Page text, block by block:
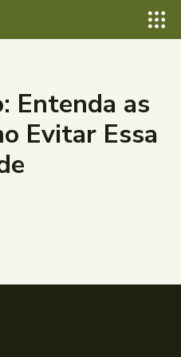
Entenda as
Evitar Essa